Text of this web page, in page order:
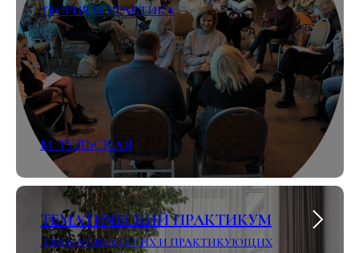
ТЕОРИЯ И ПРАКТИКА
М. ТУЛЬСКАЯ
ТЕМАТИЧЕСКИЙ ПРАКТИКУМ
ДЛЯ НАЧИНАЮЩИХ И ПРАКТИКУЮЩИХ